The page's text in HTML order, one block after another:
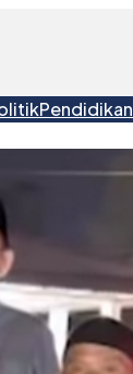
Pendidikan